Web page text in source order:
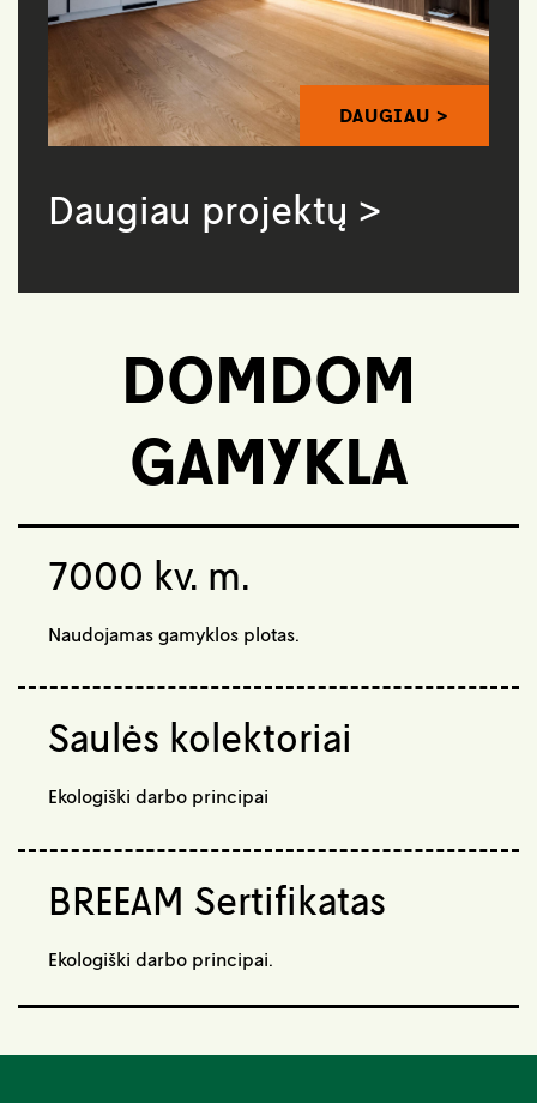
DAUGIAU >
Daugiau projektų >
DOMDOM
GAMYKLA
7000 kv. m.
Naudojamas gamyklos plotas.
Saulės kolektoriai
Ekologiški darbo principai
BREEAM Sertifikatas
Ekologiški darbo principai.